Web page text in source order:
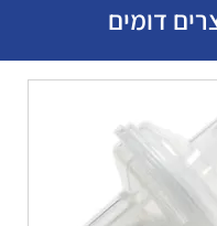
דומים